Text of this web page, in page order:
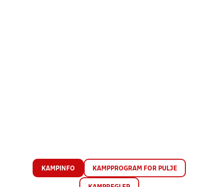
KAMPINFO KAMPPROGRAM FOR PULJE